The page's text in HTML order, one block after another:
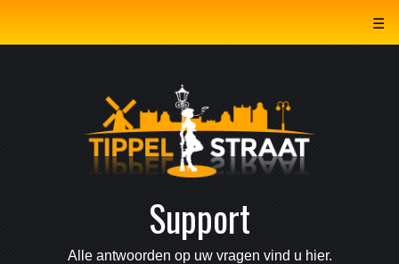
☰
Support
Alle antwoorden op uw vragen vind u hier.